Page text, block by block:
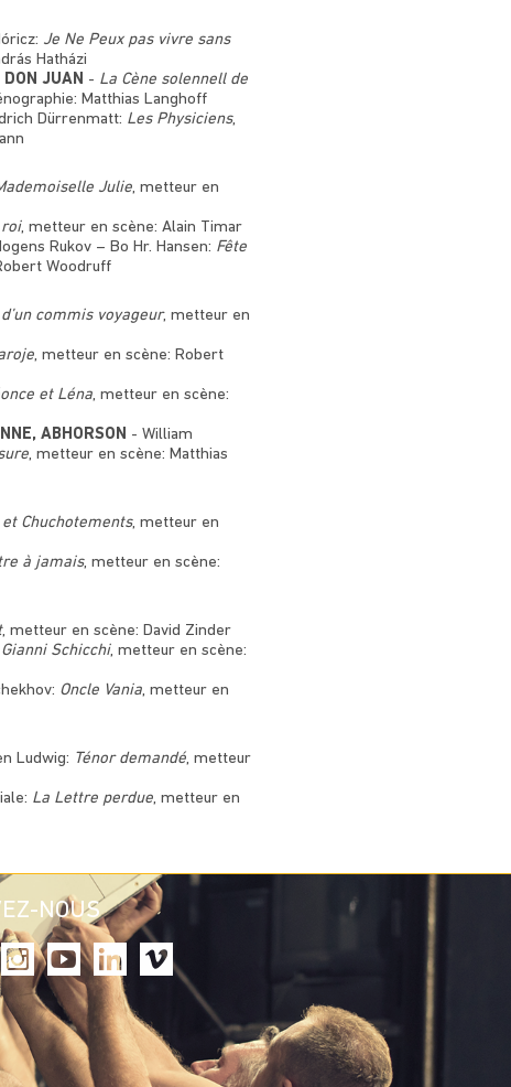
Je Ne Peux pas vivre sans
Hatházi
JUAN - La Cène solennell de
Matthias Langhoff
Dürrenmatt: Les Physiciens,
Julie, metteur en
roi, metteur en scène: Alain Timar
Rukov – Bo Hr. Hansen: Fête
Woodruff
commis voyageur, metteur en
, metteur en scène: Robert
et Léna, metteur en scène:
ABHORSON - William
, metteur en scène: Matthias
et Chuchotements, metteur en
à jamais, metteur en scène:
, metteur en scène: David Zinder
Gianni Schicchi, metteur en scène:
Oncle Vania, metteur en
Ludwig: Ténor demandé, metteur
La Lettre perdue, metteur en
NOUS